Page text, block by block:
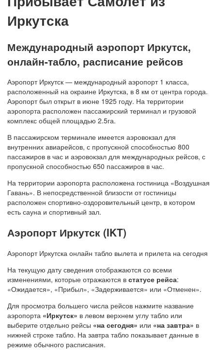
Иркутска
Международный аэропорт Иркутск,
онлайн-табло, расписание рейсов
Аэропорт Иркутск — международный аэропорт 1 класса,
расположенный на окраине Иркутска, в 8 км от центра города.
Аэропорт был открыт в июне 1925 году. На территории
аэропорта расположен пассажирский терминал и грузовой
комплекс общей площадью 2.5га.
В пассажирском терминале имеется аэровокзал для
внутренних авиарейсов, с пропускной способностью 800
пассажиров в час и аэровокзал для международных рейсов, с
пропускной способностью 650 пассажиров в час.
На территории аэропорта расположена гостиница «Воздушная
Гавань». В непосредственной близости от гостиницы
расположен спортивно-оздоровительный центр, в котором
есть сауна и спортивный зал.
Аэропорт Иркутск (IKT)
Аэропорт Иркутска онлайн табло вылета и прилета на сегодня
На текущую дату сведения отображаются со всеми
изменениями, которые отражаются в статусе рейса:
«Ожидается», «Прибыл», «Задерживается» или «Отменен».
Для просмотра большего числа рейсов нажмите название
аэропорта «Иркутск» в левом верхнем углу табло или
выберите отдельно рейсы «на сегодня» или «на завтра» в
нижней строке табло. На завтра табло показывает данные в
режиме обычного расписания.